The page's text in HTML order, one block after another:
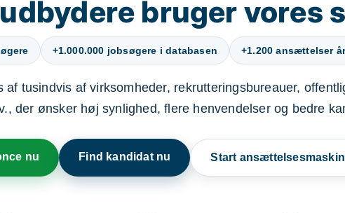
bruger vores
+1.000.000 jobsøgere i databasen +1.200 ansættelser
af tusindvis af virksomheder, rekrutteringsbureauer,
der ønsker høj synlighed, flere henvendelser og bedre
nu Find kandidat nu Start